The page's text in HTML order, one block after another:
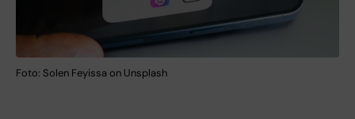
Foto: Solen Feyissa on Unsplash